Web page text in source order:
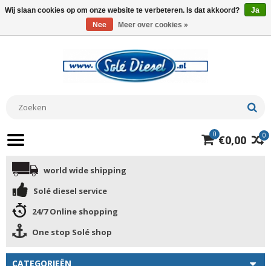
0
0 €0,00
world wide shipping
Solé diesel service
24/7 Online shopping
One stop Solé shop
CATEGORIEËN
Wij slaan cookies op om onze website te verbeteren. Is dat akkoord?
Ja
Nee
Meer over cookies »